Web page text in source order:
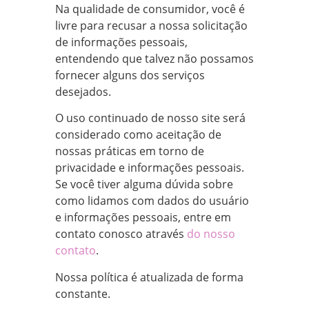
Na qualidade de consumidor, você é
livre para recusar a nossa solicitação
de informações pessoais,
entendendo que talvez não possamos
fornecer alguns dos serviços
desejados.
O uso continuado de nosso site será
considerado como aceitação de
nossas práticas em torno de
privacidade e informações pessoais.
Se você tiver alguma dúvida sobre
como lidamos com dados do usuário
e informações pessoais, entre em
contato conosco através do nosso
contato.
Nossa política é atualizada de forma
constante.